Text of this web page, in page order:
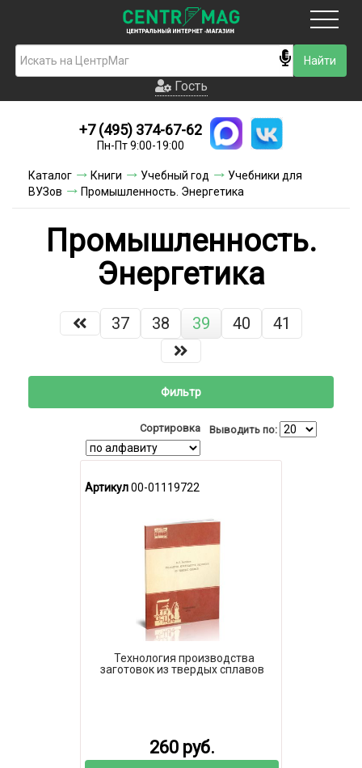
Гость
Новинки
Условия доставки
Контакты
Акции и скидки
Гость
+7 (495) 374-67-62
Пн-Пт 9:00-19:00
Каталог Книги Учебный год
Учебники для
ВУЗов
Промышленность. Энергетика
Промышленность.
Энергетика
37 38 39 40 41
Фильтр
Сортировка Выводить по:
Артикул00-01119722
Технология производства
заготовок из твердых сплавов
260 руб.